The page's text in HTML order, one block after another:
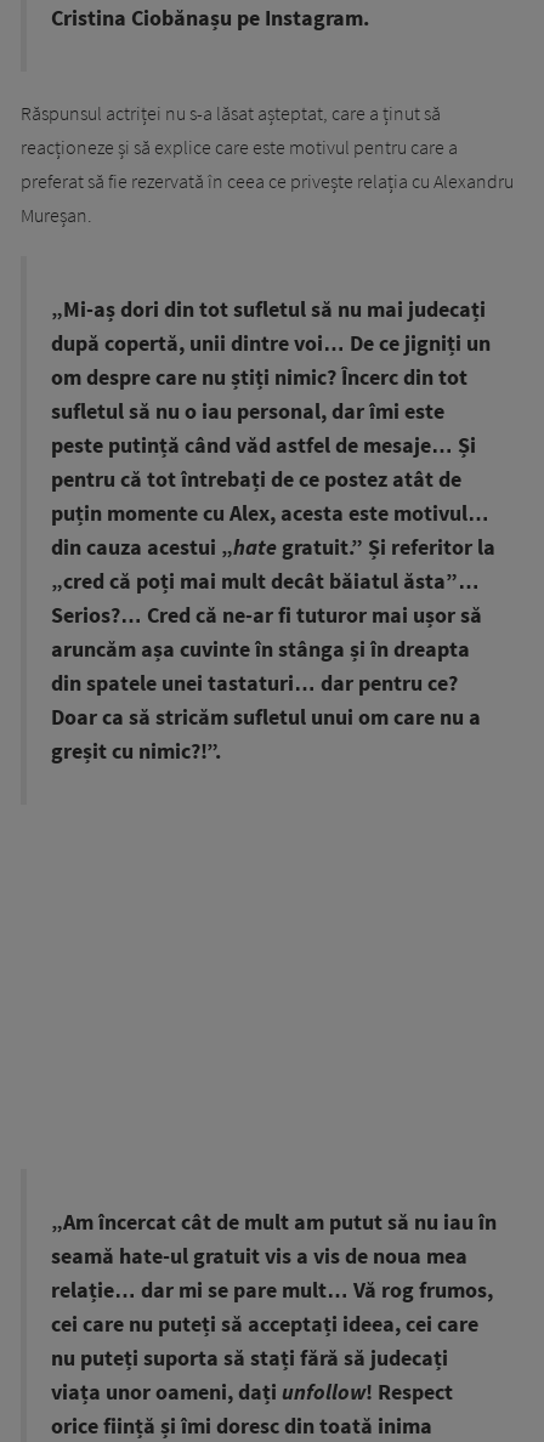
Cristina Ciobănașu pe Instagram.
Răspunsul actriței nu s-a lăsat așteptat, care a ținut să
reacționeze și să explice care este motivul pentru care a
preferat să fie rezervată în ceea ce privește relația cu Alexandru
Mureșan.
„Mi-aș dori din tot sufletul să nu mai judecați
după copertă, unii dintre voi… De ce jigniți un
om despre care nu știți nimic? Încerc din tot
sufletul să nu o iau personal, dar îmi este
peste putință când văd astfel de mesaje… Și
pentru că tot întrebați de ce postez atât de
puțin momente cu Alex, acesta este motivul…
din cauza acestui „hate gratuit.” Și referitor la
„cred că poți mai mult decât băiatul ăsta”…
Serios?… Cred că ne-ar fi tuturor mai ușor să
aruncăm așa cuvinte în stânga și în dreapta
din spatele unei tastaturi… dar pentru ce?
Doar ca să stricăm sufletul unui om care nu a
greșit cu nimic?!”.
„Am încercat cât de mult am putut să nu iau în
seamă hate-ul gratuit vis a vis de noua mea
relație… dar mi se pare mult… Vă rog frumos,
cei care nu puteți să acceptați ideea, cei care
nu puteți suporta să stați fără să judecați
viața unor oameni, dați unfollow! Respect
orice ființă și îmi doresc din toată inima